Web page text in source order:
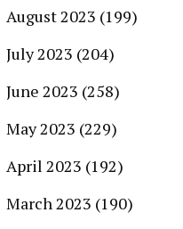
August 2023 (199)
July 2023 (204)
June 2023 (258)
May 2023 (229)
April 2023 (192)
March 2023 (190)